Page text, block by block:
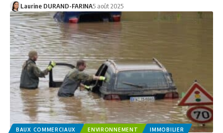
Laurine DURAND-FARINA5 août 2025
BAUX COMMERCIAUX ENVIRONNEMENT IMMOBILIER